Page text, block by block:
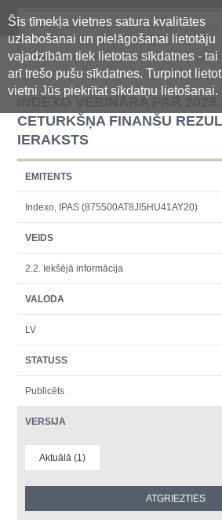
Šīs tīmekļa vietnes satura kvalitātes
uzlabošanai un pielāgošanai lietotāju
vajadzībām tiek lietotas sīkdatnes - tai
arī trešo pušu sīkdatnes. Turpinot
vietni Jūs piekrītat sīkdatņu lietošanai.
Oficiālā regulētās informācijas
centralizētā glabāšanas sistēma
INDEXO VEBINĀRA PAR 2026.
CETURKŠŅA FINANŠU
IERAKSTS
EMITENTS
Indexo, IPAS (875500AT8JI5HU41AY20)
VEIDS
2.2. Iekšējā informācija
VALODA
LV
STATUSS
Publicēts
VERSIJA
Aktuālā (1)